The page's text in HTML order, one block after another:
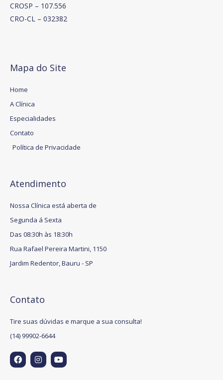
CROSP – 107.556
CRO-CL – 032382
Mapa do Site
Home
A Clínica
Especialidades
Contato
Política de Privacidade
Atendimento
Nossa Clínica está aberta de
Segunda á Sexta
Das 08:30h às 18:30h
Rua Rafael Pereira Martini, 1150
Jardim Redentor, Bauru - SP
Contato
Tire suas dúvidas e marque a sua consulta!
(14) 99902-6644
F
a
c
I
n
s
Y
o
u